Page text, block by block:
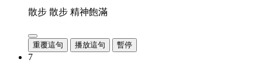
散步 散步 精神飽滿
重覆這句 播放這句 暫停
7